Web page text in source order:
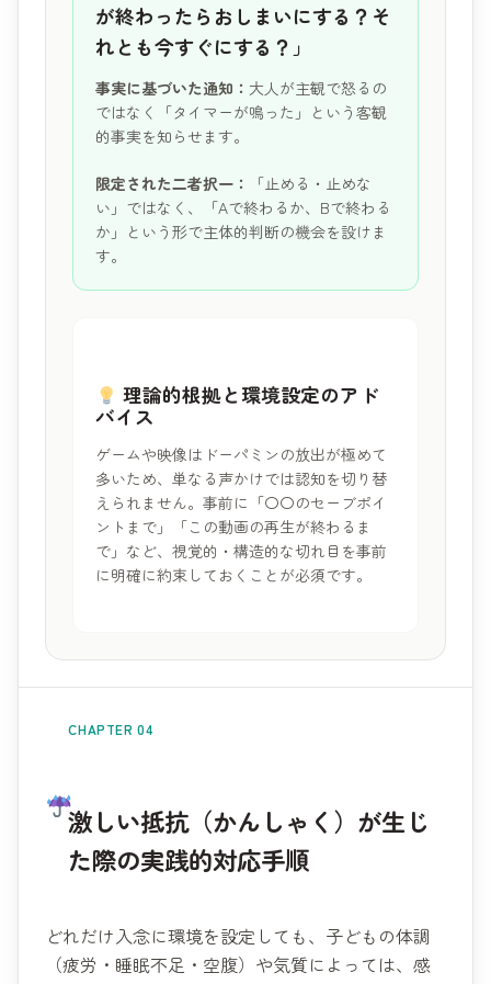
が終わったらおしまいにする？そ
れとも今すぐにする？」
事実に基づいた通知： 大人が主観で怒るの
ではなく「タイマーが鳴った」という客観
的事実を知らせます。
限定された二者択一：
「止める・止めな
い」ではなく、「Aで終わるか、Bで終わる
か」という形で主体的判断の機会を設けま
す。
理論的根拠と環境設定のアド
バイス
ゲームや映像はドーパミンの放出が極めて
多いため、単なる声かけでは認知を切り替
えられません。事前に「〇〇のセーブポイ
ントまで」「この動画の再生が終わるま
で」など、視覚的・構造的な切れ目を事前
に明確に約束しておくことが必須です。
CHAPTER 04
激しい抵抗（かんしゃく）が生じ
た際の実践的対応手順
どれだけ入念に環境を設定しても、子どもの体調
（疲労・睡眠不足・空腹）や気質によっては、感